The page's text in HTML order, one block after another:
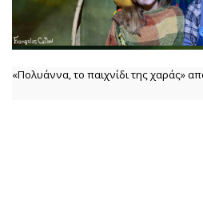
«Πολυάννα, το παιχνίδι της χαράς»